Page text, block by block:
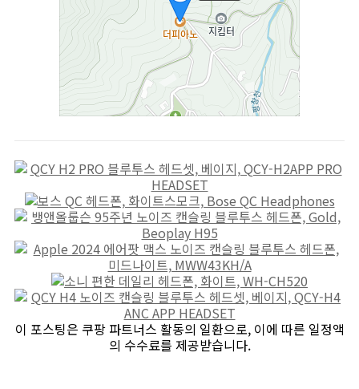
이 포스팅은 쿠팡 파트너스 활동의 일환으로, 이에 따른 일정액
의 수수료를 제공받습니다.